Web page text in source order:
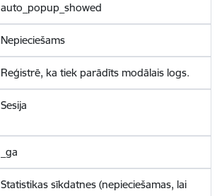
auto_popup_showed
Nepieciešams
Reģistrē, ka tiek parādīts modālais logs.
Sesija
_ga
Statistikas sīkdatnes (nepieciešamas, lai